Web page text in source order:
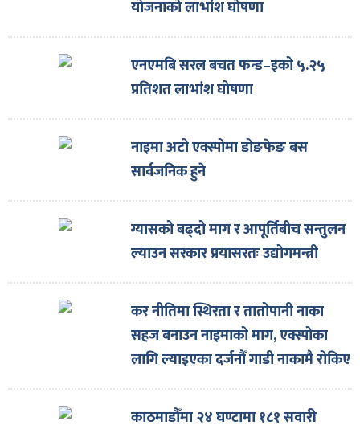
योजनाको लाभांश घोषणा
एनएमबि सरल बचत फन्ड–इको ५.२५
प्रतिशत लाभांश घोषणा
नाइमा अटो एक्स्पोमा डोङफेङ बस
सार्वजनिक हुने
ग्यासको बढ्दो माग र आपूर्तिबीच सन्तुलन
ल्याउन सरकार प्रयासरतः उद्योगमन्त्री
कर नीतिमा स्थिरता र तातोपानी नाका
सहज बनाउन नाइमाको माग, एक्स्पोका
लागि ल्याइएका दर्जनौँ गाडी नाकामै रोकिए
काठमाडौँमा २४ घण्टामा १८१ सवारी